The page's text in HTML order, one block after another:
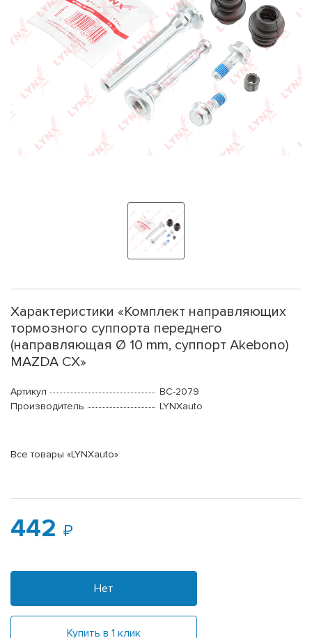
Характеристики «Комплект направляющих
тормозного суппорта переднего
(направляющая Ø 10 mm, суппорт Akebono)
MAZDA CX»
Артикул
BC-2079
Производитель
LYNXauto
Все товары «LYNXauto»
442
Нет
Купить в 1 клик